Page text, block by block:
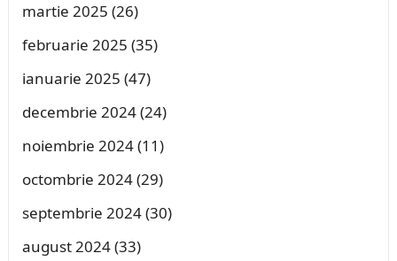
martie 2025 (26)
februarie 2025 (35)
ianuarie 2025 (47)
decembrie 2024(24)
noiembrie 2024(11)
octombrie 2024(29)
septembrie 2024(30)
august 2024(33)